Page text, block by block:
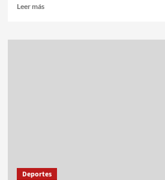
Leer más
Deportes